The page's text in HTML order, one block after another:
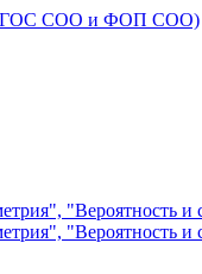
с ФГОС СОО и ФОП СОО)
"Вероятность и
"Вероятность и